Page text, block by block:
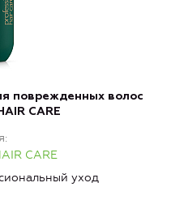
поврежденных волос
CARE
CARE
уход